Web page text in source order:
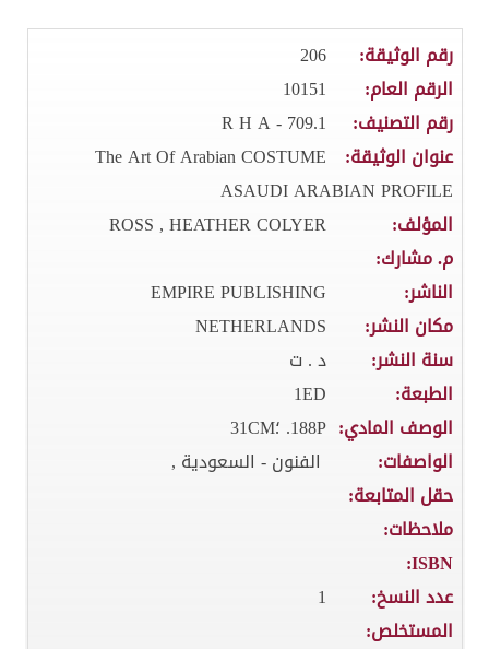
رقم الوثيقة:
206
الرقم العام:
10151
رقم التصنيف:
709.1 - R H A
عنوان الوثيقة:
The Art Of Arabian COSTUME
ASAUDI ARABIAN PROFILE
المؤلف:
ROSS , HEATHER COLYER
م. مشارك:
الناشر:
EMPIRE PUBLISHING
مكان النشر:
NETHERLANDS
سنة النشر:
د . ت
الطبعة:
1ED
الوصف المادي: 188P. ؛31CM
الواصفات:
الفنون - السعودية ,
حقل المتابعة:
ملاحظات:
ISBN:
عدد النسخ:
1
المستخلص: